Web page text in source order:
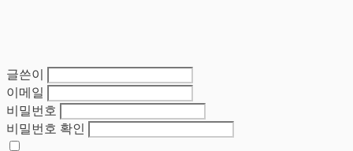
글쓴이
이메일
비밀번호
비밀번호 확인